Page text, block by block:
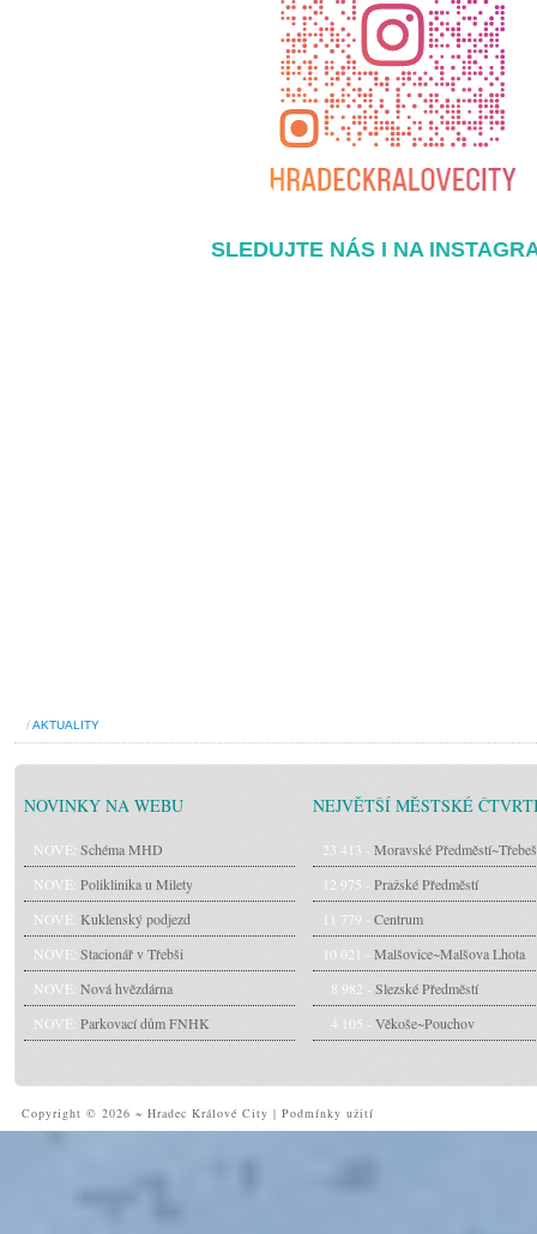
SLEDUJTE NÁS I NA
/AKTUALITY
NOVINKY NA WEBU
NOVÉ: Schéma MHD
NOVÉ: Poliklinika u Milety
NOVÉ: Kuklenský podjezd
NOVÉ: Stacionář v Třebši
NOVÉ: Nová hvězdárna
NOVÉ: Parkovací dům FNHK
NEJVĚTŠÍ MĚSTSKÉ
23 413 - Moravské Předměstí~Třebeš
12 975 - Pražské Předměstí
11 779 - Centrum
10 021 - Malšovice~Malšova Lhota
8 982 - Slezské Předměstí
4 105 - Věkoše~Pouchov
Copyright © 2026 ~ Hradec Králové City | Podmínky užití